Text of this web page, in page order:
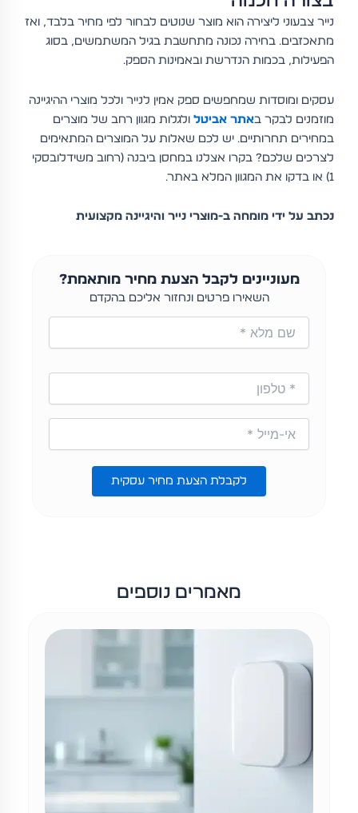
נייר צבעוני ליצירה הוא מוצר שנוטים לבחור לפי מחיר בלבד, ואז
מתאכזבים. בחירה נכונה מתחשבת בגיל המשתמשים, בסוג
הפעילות, בכמות הנדרשת ובאמינות הספק.
עסקים ומוסדות שמחפשים ספק אמין לנייר ולכל מוצרי ההיגיינה
מוזמנים לבקר באתר אביטלולגלות מגוון רחב של מוצרים
במחירים תחרותיים. יש לכם שאלות על המוצרים המתאימים
לצרכים שלכם? בקרו אצלנו במחסן ביבנה (רחוב משידלובסקי
1) או בדקו את המגוון המלא באתר.
נכתב על ידי מומחה ב-מוצרי נייר והיגיינה מקצועית
מעוניינים לקבל הצעת מחיר מותאמת?
השאירו פרטים ונחזור אליכם בהקדם
לקבלת הצעת מחיר עסקית
מאמרים נוספים